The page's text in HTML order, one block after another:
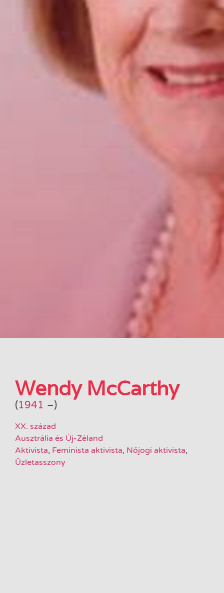
Wendy McCarthy
(1941 –)
XX. század
Ausztrália és Új-Zéland
Aktivista, Feminista aktivista, Nőjogi aktivista,
Üzletasszony